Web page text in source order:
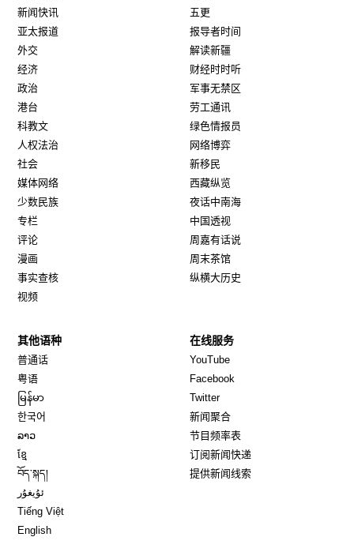
新闻快讯
亚太报道
外交
经济
政治
港台
科教文
人权法治
社会
媒体网络
少数民族
专栏
评论
漫画
事实查核
视频
五更
报导者时间
解读新疆
财经时时听
军事无禁区
劳工通讯
绿色情报员
网络博弈
新移民
西藏纵览
夜话中南海
中国透视
周嘉有话说
周末茶馆
纵横大历史
其他语种
普通话
粤语
မြန်မာ
한국어
ລາວ
ខ្មែ
བོད་སྐད།
ئۇيغۇر
Tiếng Việt
English
在线服务
YouTube
Facebook
TwitterOpens in new window
新闻聚合
节目频率表
订阅新闻快递
提供新闻线索